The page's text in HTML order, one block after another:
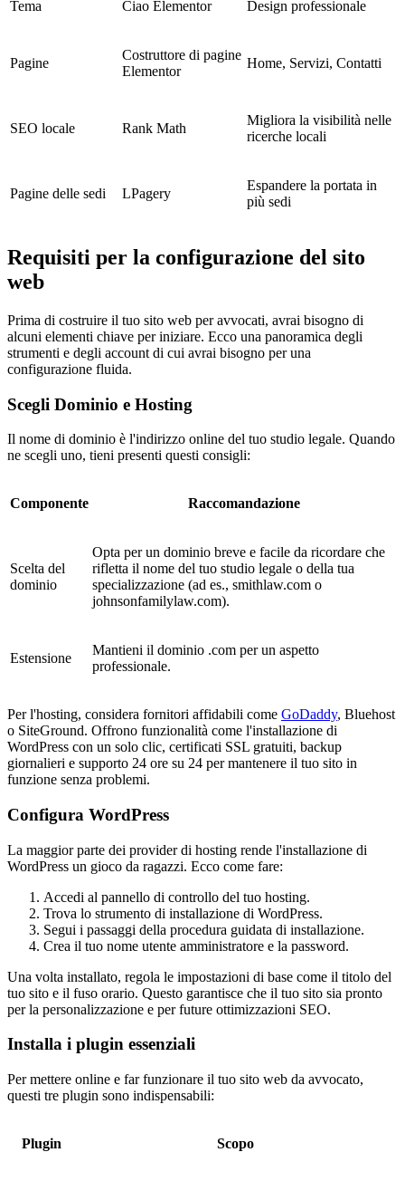
Tema Ciao Elementor Design professionale
Pagine
Costruttore di pagine
Elementor
Home, Servizi, Contatti
SEO locale Rank Math
Migliora la visibilità nelle
ricerche locali
Pagine delle sedi LPagery
Espandere la portata in
più sedi
Requisiti per la configurazione del sito
web
Prima di costruire il tuo sito web per avvocati, avrai bisogno di
alcuni elementi chiave per iniziare. Ecco una panoramica degli
strumenti e degli account di cui avrai bisogno per una
configurazione fluida.
Scegli Dominio e Hosting
Il nome di dominio è l'indirizzo online del tuo studio legale. Quando
ne scegli uno, tieni presenti questi consigli:
Componente Raccomandazione
Scelta del
dominio
Opta per un dominio breve e facile da ricordare che
rifletta il nome del tuo studio legale o della tua
specializzazione (ad es., smithlaw.com o
johnsonfamilylaw.com).
Estensione
Mantieni il dominio .com per un aspetto
professionale.
Per l'hosting, considera fornitori affidabili come GoDaddy, Bluehost
o SiteGround. Offrono funzionalità come l'installazione di
WordPress con un solo clic, certificati SSL gratuiti, backup
giornalieri e supporto 24 ore su 24 per mantenere il tuo sito in
funzione senza problemi.
Configura WordPress
La maggior parte dei provider di hosting rende l'installazione di
WordPress un gioco da ragazzi. Ecco come fare:
Accedi al pannello di controllo del tuo hosting.
Trova lo strumento di installazione di WordPress.
Segui i passaggi della procedura guidata di installazione.
Crea il tuo nome utente amministratore e la password.
Una volta installato, regola le impostazioni di base come il titolo del
tuo sito e il fuso orario. Questo garantisce che il tuo sito sia pronto
per la personalizzazione e per future ottimizzazioni SEO.
Installa i plugin essenziali
Per mettere online e far funzionare il tuo sito web da avvocato,
questi tre plugin sono indispensabili:
Plugin Scopo